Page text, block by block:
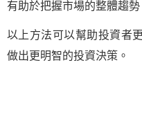
有助於把握市場的整體趨勢
以上方法可以幫助投資者
做出更明智的投資決策。